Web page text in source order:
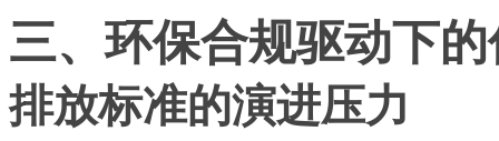
三、环保合规驱动下
排放标准的演进压力